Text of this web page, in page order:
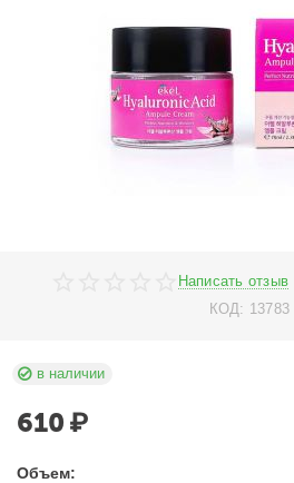
Написать отзыв
КОД: 13783
в наличии
610 ₽
Объем: